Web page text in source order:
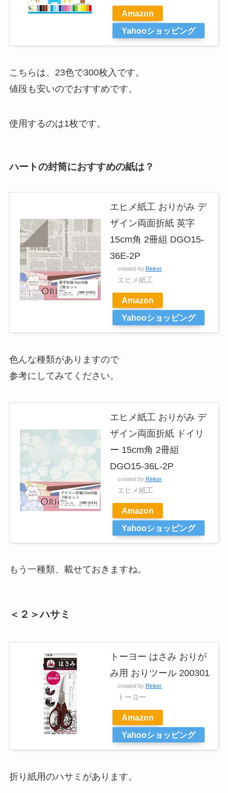
Amazon
Yahooショッピング
こちらは、23色で300枚入です。
値段も安いのでおすすめです。
使用するのは1枚です。
ハートの封筒におすすめの紙は？
エヒメ紙工 おりがみ デ
ザイン両面折紙 英字
15cm角 2冊組 DGO15-
36E-2P
created by Rinker
エヒメ紙工
Amazon
Yahooショッピング
色んな種類がありますので
参考にしてみてください。
エヒメ紙工 おりがみ デ
ザイン両面折紙 ドイリ
ー 15cm角 2冊組
DGO15-36L-2P
created by Rinker
エヒメ紙工
Amazon
Yahooショッピング
もう一種類、載せておきますね。
＜２＞ハサミ
トーヨー はさみ おりが
み用 おりツール 200301
created by Rinker
トーヨー
Amazon
Yahooショッピング
折り紙用のハサミがあります。